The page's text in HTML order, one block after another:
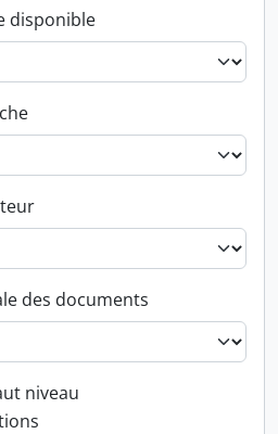
disponible
des documents
filter
niveau